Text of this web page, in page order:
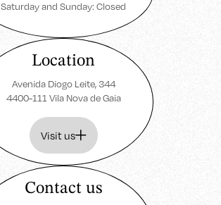
Saturday and Sunday: Closed
Location
Avenida Diogo Leite, 344
4400-111 Vila Nova de Gaia
Visit us
Contact us